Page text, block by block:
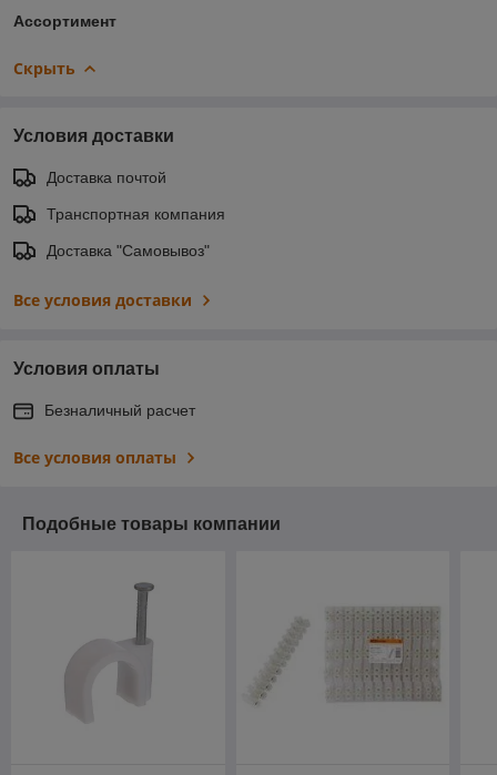
Ассортимент
Скрыть
Условия доставки
Доставка почтой
Транспортная компания
Доставка "Самовывоз"
Все условия доставки
Условия оплаты
Безналичный расчет
Все условия оплаты
Подобные товары компании